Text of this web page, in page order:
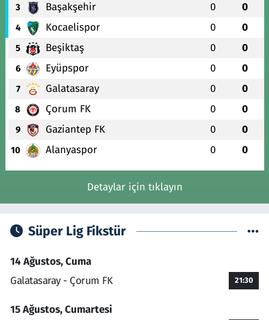
3 Başakşehir 0 0
4 Kocaelispor 0 0
5 Beşiktaş 0 0
6 Eyüpspor 0 0
7 Galatasaray 0 0
8 Çorum FK 0 0
9 Gaziantep FK 0 0
10 Alanyaspor 0 0
Detaylar için tıklayın
Süper Lig Fikstür
14 Ağustos, Cuma
Galatasaray - Çorum FK
21:30
15 Ağustos, Cumartesi